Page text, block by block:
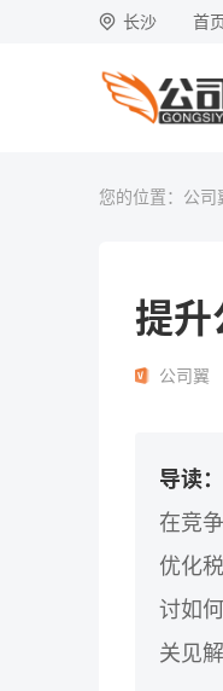
长沙 首
您的位置： 公司
提
公司翼
导读：
在竞
优化
讨如
关见解